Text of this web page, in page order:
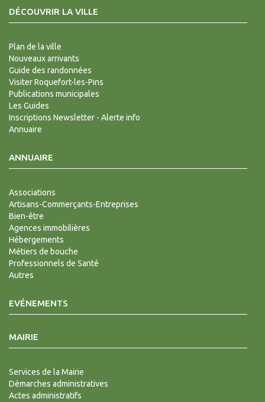
DÉCOUVRIR LA VILLE
Plan de la ville
Nouveaux arrivants
Guide des randonnées
Visiter Roquefort-les-Pins
Publications municipales
Les Guides
Inscriptions Newsletter - Alerte info
Annuaire
ANNUAIRE
Associations
Artisans-Commerçants-Entreprises
Bien-être
Agences immobilières
Hébergements
Métiers de bouche
Professionnels de Santé
Autres
EVÉNEMENTS
MAIRIE
Services de la Mairie
Démarches administratives
Actes administratifs